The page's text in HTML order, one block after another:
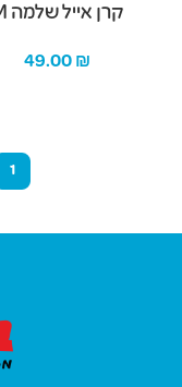
קרן אייל שלמה M
49.00 ₪
1